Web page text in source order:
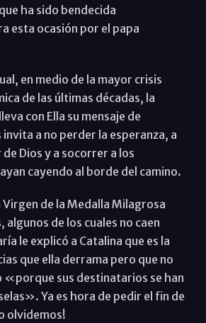
ha sido bendecida
esta ocasión por el papa
en medio de la mayor crisis
de las últimas décadas, la
con Ella su mensaje de
a no perder la esperanza, a
Dios y a socorrer a los
cayendo al borde del camino.
Virgen de la Medalla Milagrosa
de los cuales no caen
le explicó a Catalina que es la
que ella derrama pero que no
«porque sus destinatarios se han
Ya es hora de pedir el fin de
olvidemos!